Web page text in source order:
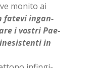
mo­ni­to ai
fa­te­vi in­gan­
i vo­stri Pae­
in